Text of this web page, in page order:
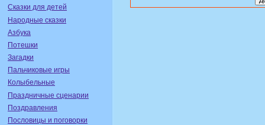
Сказки для детей
Народные сказки
Азбука
Потешки
Загадки
Пальчиковые игры
Колыбельные
Праздничные сценарии
Поздравления
Пословицы и поговорки